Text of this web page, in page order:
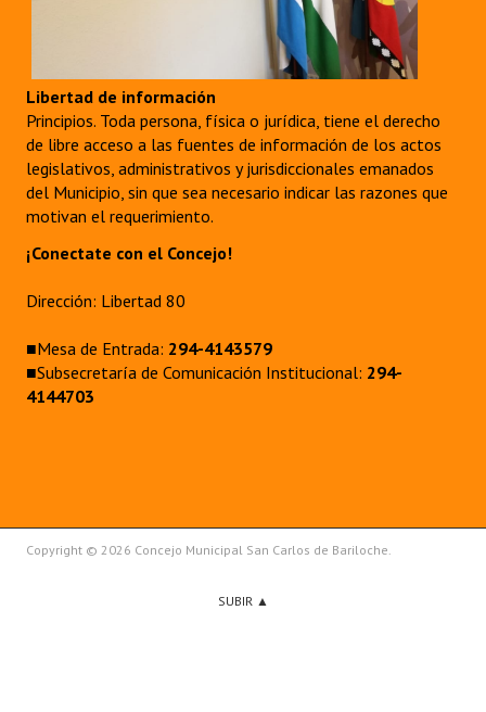
Libertad de información
Principios. Toda persona, física o jurídica, tiene el derecho
de libre acceso a las fuentes de información de los actos
legislativos, administrativos y jurisdiccionales emanados
del Municipio, sin que sea necesario indicar las razones que
motivan el requerimiento.
¡Conectate con el Concejo!
Dirección: Libertad 80
■Mesa de Entrada: 294-4143579
■Subsecretaría de Comunicación Institucional: 294-
4144703
Copyright © 2026 Concejo Municipal San Carlos de Bariloche.
SUBIR ▲